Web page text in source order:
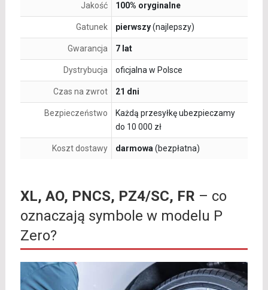
Jakość 100% oryginalne
Gatunek pierwszy(najlepszy)
Gwarancja 7 lat
Dystrybucja oficjalna w Polsce
Czas na zwrot 21 dni
Bezpieczeństwo
Każdą przesyłkę ubezpieczamy
do 10 000 zł
Koszt dostawy darmowa (bezpłatna)
XL, AO, PNCS, PZ4/SC, FR – co
oznaczają symbole w modelu P
Zero?